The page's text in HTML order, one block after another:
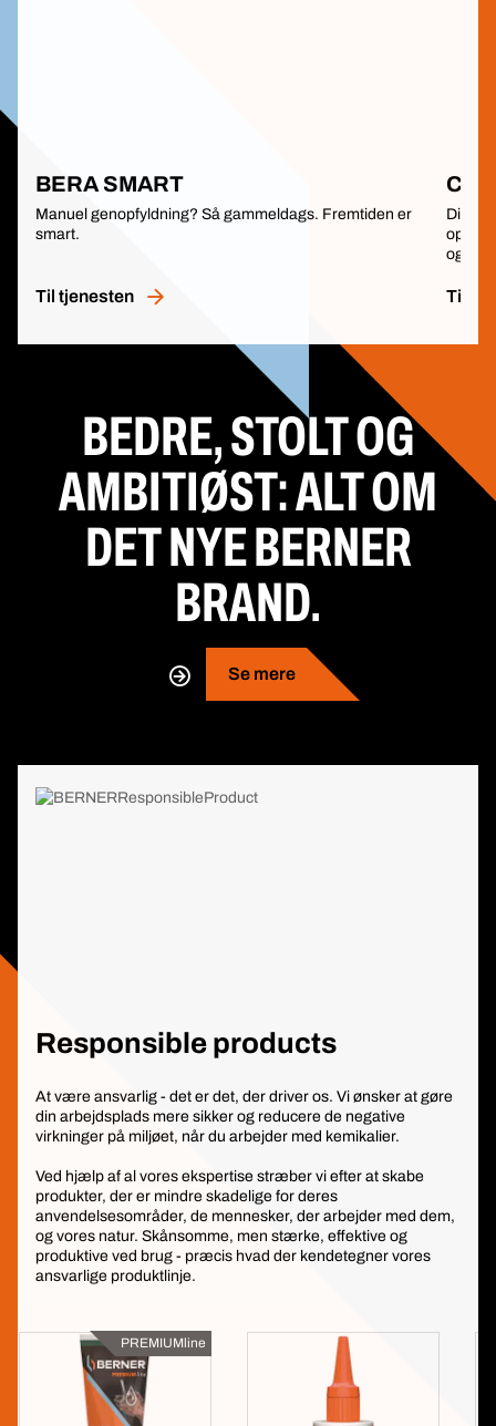
BERA SMART
Manuel genopfyldning? Så gammeldags. Fremtiden er
smart.
Til tjenesten
Din
og
Til
BEDRE, STOLT OG
AMBITIØST: ALT OM
DET NYE BERNER
BRAND.
Se mere
Responsible products
At være ansvarlig - det er det, der driver os. Vi ønsker at gøre
din arbejdsplads mere sikker og reducere de negative
virkninger på miljøet, når du arbejder med kemikalier.
Ved hjælp af al vores ekspertise stræber vi efter at skabe
produkter, der er mindre skadelige for deres
anvendelsesområder, de mennesker, der arbejder med dem,
og vores natur. Skånsomme, men stærke, effektive og
produktive ved brug - præcis hvad der kendetegner vores
ansvarlige produktlinje.
PREMIUMline